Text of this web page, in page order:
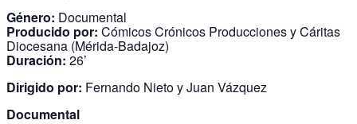
Género: Documental
Producido por: Cómicos Crónicos Producciones y Cáritas
Diocesana (Mérida-Badajoz)
Duración: 26’
Dirigido por: Fernando Nieto y Juan Vázquez
Documental